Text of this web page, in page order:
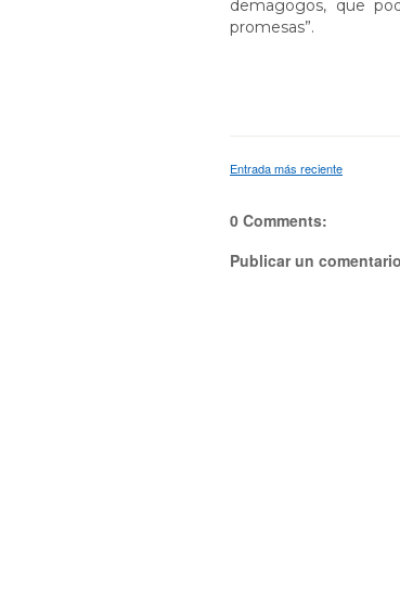
demagogos, que
promesas”.
Entrada más reciente
0 Comments:
Publicar un comentario